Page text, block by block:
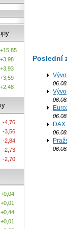
Poslední
+15,85
+3,98
+3,93
+3,59
+2,48
-4,76
-3,56
-2,84
-2,73
-2,70
+0,04
+0,01
+0,44
+0,01